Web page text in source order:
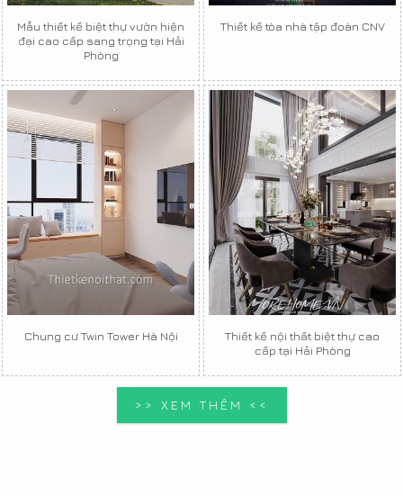
Mẫu thiết kế biệt thự vườn hiện
đại cao cấp sang trọng tại Hải
Phòng
Thiết kế tòa nhà tập đoàn CNV
Chung cư Twin Tower Hà Nội
Thiết kế nội thất biệt thự cao
cấp tại Hải Phòng
>> XEM THÊM <<